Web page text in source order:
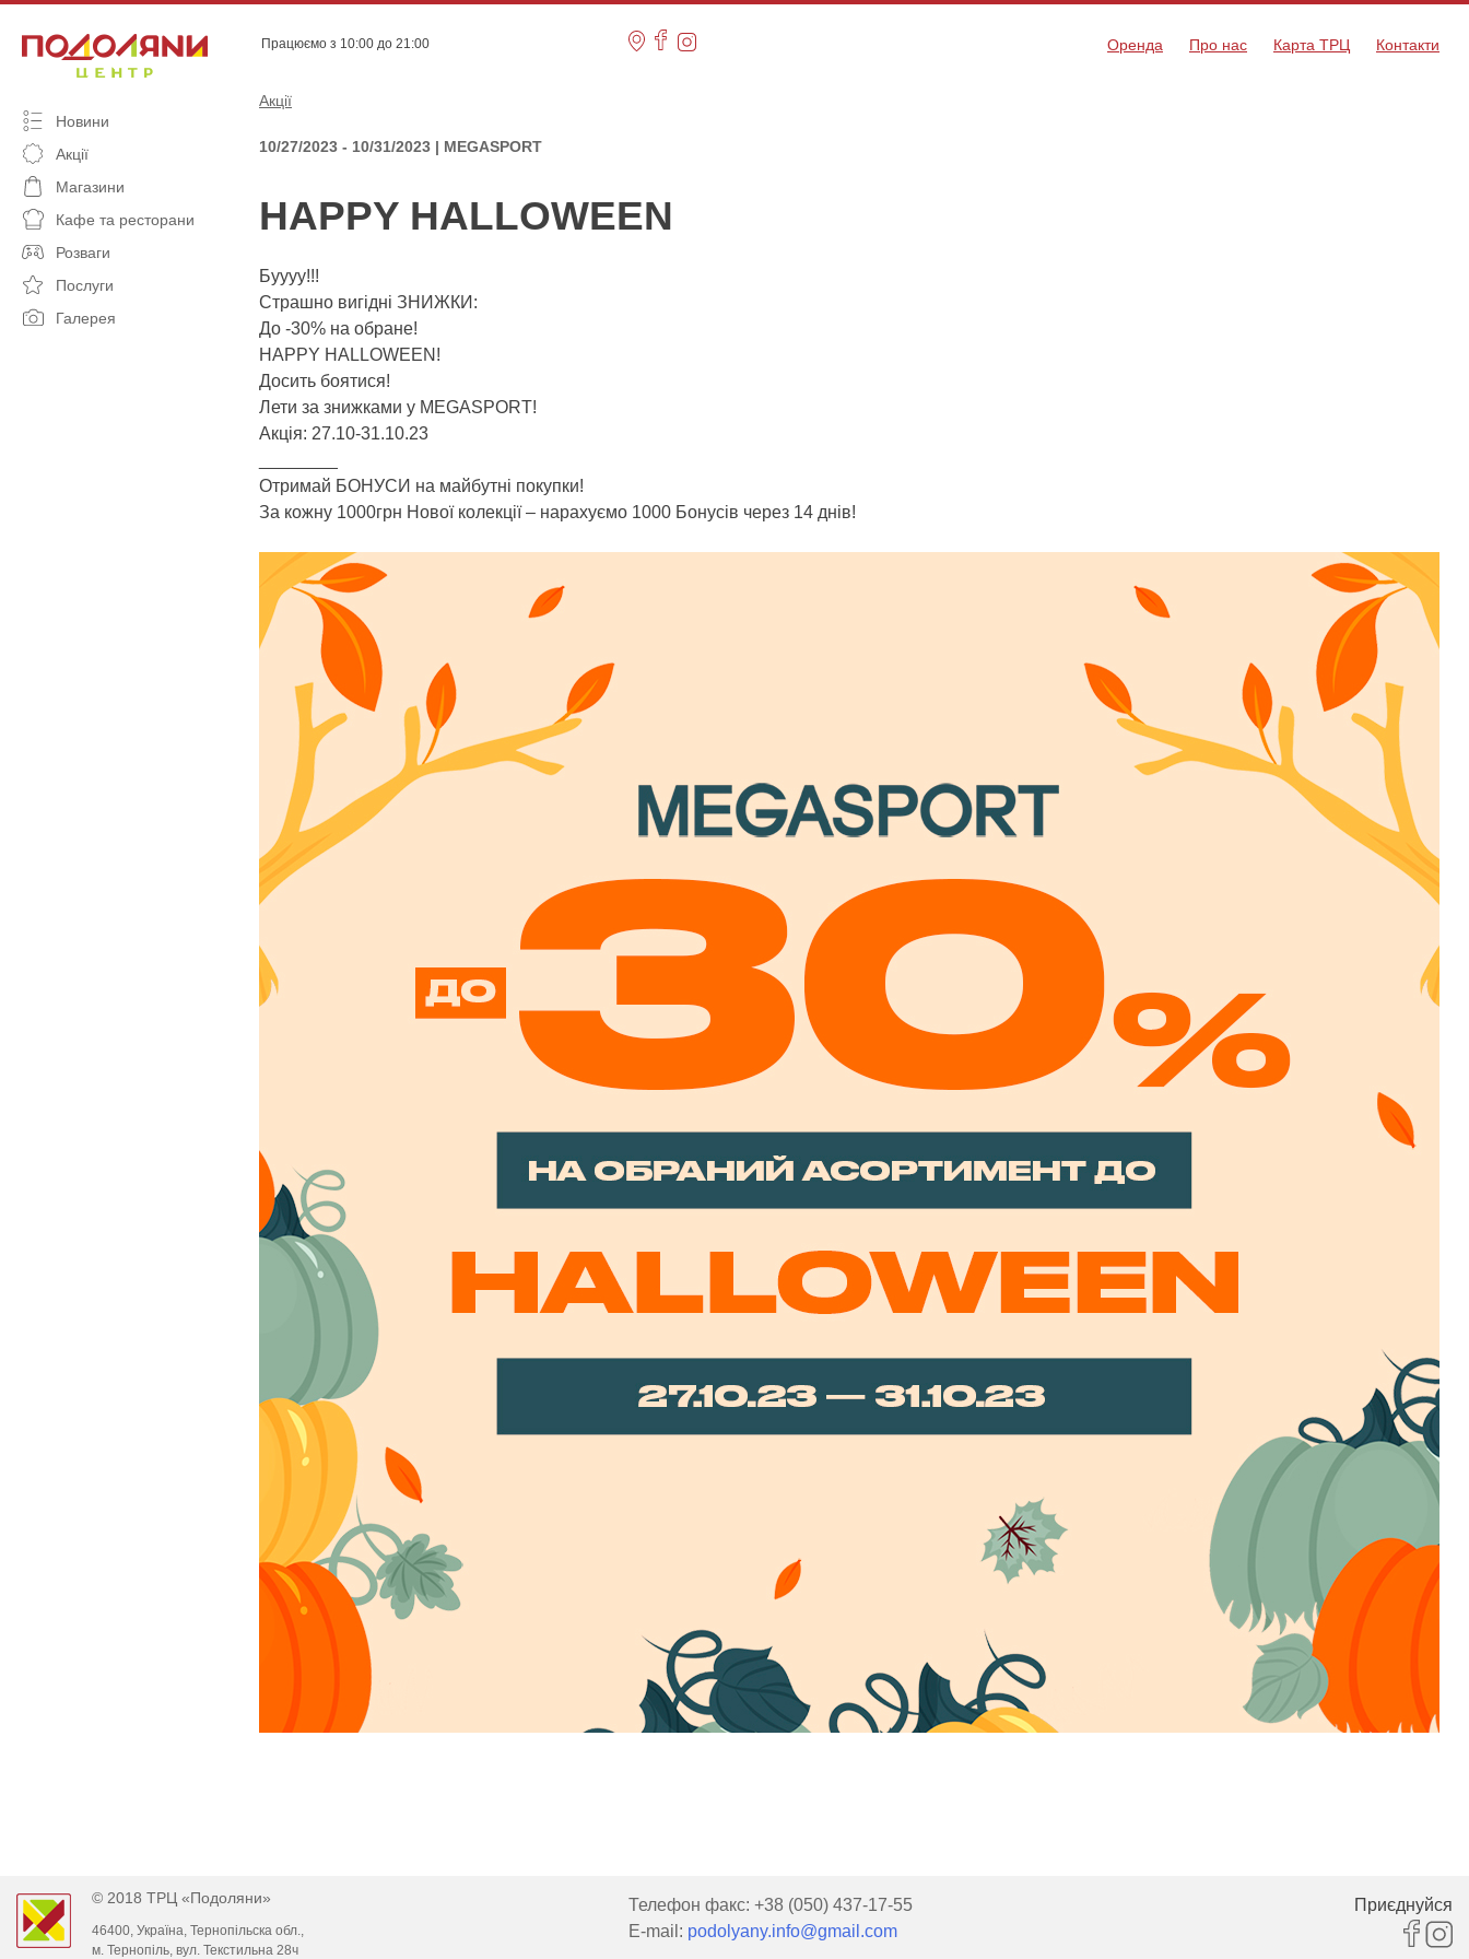
content
Працюємо з 10:00 до 21:00 Оренда Про нас Карта ТРЦ Контакти
Новини
Акції
Магазини
Кафе та ресторани
Розваги
Послуги
Галерея
Акції
10/27/2023 - 10/31/2023 | MEGASPORT
HAPPY HALLOWEEN
Буууу!!!
Страшно вигідні ЗНИЖКИ:
До -30% на обране!
HAPPY HALLOWEEN!
Досить боятися!
Лети за знижками у MEGASPORT!
Акція: 27.10-31.10.23
Отримай БОНУСИ на майбутні покупки!
За кожну 1000грн Нової колекції – нарахуємо 1000 Бонусів через 14 днів!
© 2018 ТРЦ «Подоляни»
46400, Україна, Тернопільска обл.,
м. Тернопіль, вул. Текстильна 28ч
Телефон факс: +38 (050) 437-17-55
E-mail: podolyany.info@gmail.com
Приєднуйся